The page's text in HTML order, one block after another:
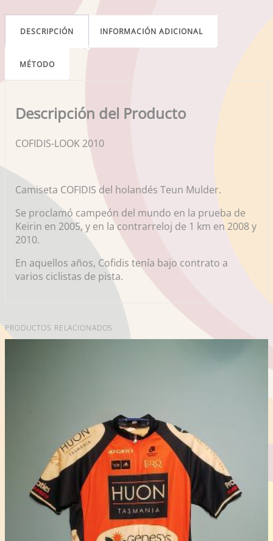
DESCRIPCIÓN INFORMACIÓN ADICIONAL
MÉTODO
Descripción del Producto
COFIDIS-LOOK 2010
Camiseta COFIDIS del holandés Teun Mulder.
Se proclamó campeón del mundo en la prueba de
Keirin en 2005, y en la contrarreloj de 1 km en 2008 y
2010.
En aquellos años, Cofidis tenía bajo contrato a
varios ciclistas de pista.
PRODUCTOS RELACIONADOS